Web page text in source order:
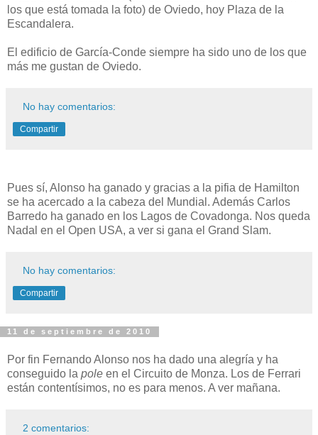
los que está tomada la foto) de Oviedo, hoy Plaza de la
Escandalera.
El edificio de García-Conde siempre ha sido uno de los que
más me gustan de Oviedo.
No hay comentarios:
Compartir
Pues sí, Alonso ha ganado y gracias a la pifia de Hamilton
se ha acercado a la cabeza del Mundial. Además Carlos
Barredo ha ganado en los Lagos de Covadonga. Nos queda
Nadal en el Open USA, a ver si gana el Grand Slam.
No hay comentarios:
Compartir
11 de septiembre de 2010
Por fin Fernando Alonso nos ha dado una alegría y ha
conseguido la pole en el Circuito de Monza. Los de Ferrari
están contentísimos, no es para menos. A ver mañana.
2 comentarios: